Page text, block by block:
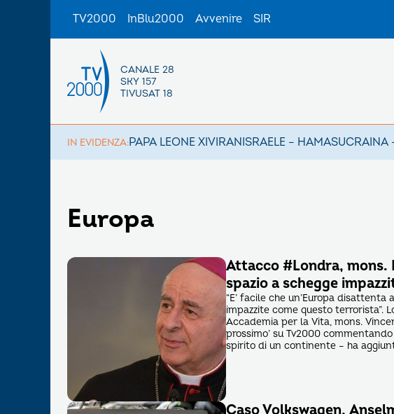
TV2000 InBlu2000 Avvenire SIR
CANALE 28
SKY 157
TIVUSAT 18
IN EVIDENZA:PAPA LEONE XIVIRANISRAELE – HAMASUCRAINA
Europa
Attacco #Londra, mons.
spazio a schegge
“E’ facile che un’Europa disattenta
impazzite come questo terrorista”.
Accademia per la Vita, mons.
prossimo’ su Tv2000
spirito di un continente – ha
Caso Volkswagen,